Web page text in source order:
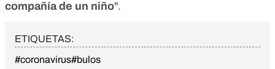
compañía de un niño".
ETIQUETAS:
#coronavirus#bulos